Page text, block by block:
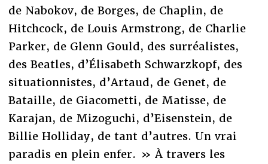
de Nabokov, de Borges, de Chaplin, de
Hitchcock, de Louis Armstrong, de Charlie
Parker, de Glenn Gould, des surréalistes,
des Beatles, d’Élisabeth Schwarzkopf, des
situationnistes, d’Artaud, de Genet, de
Bataille, de Giacometti, de Matisse, de
Karajan, de Mizoguchi, d’Eisenstein, de
Billie Holliday, de tant d’autres. Un vrai
paradis en plein enfer. » À travers les